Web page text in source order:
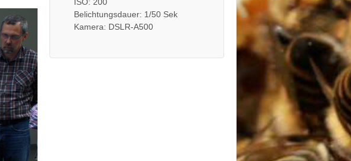
ISO: 200
Belichtungsdauer: 1/50 Sek
Kamera: DSLR-A500